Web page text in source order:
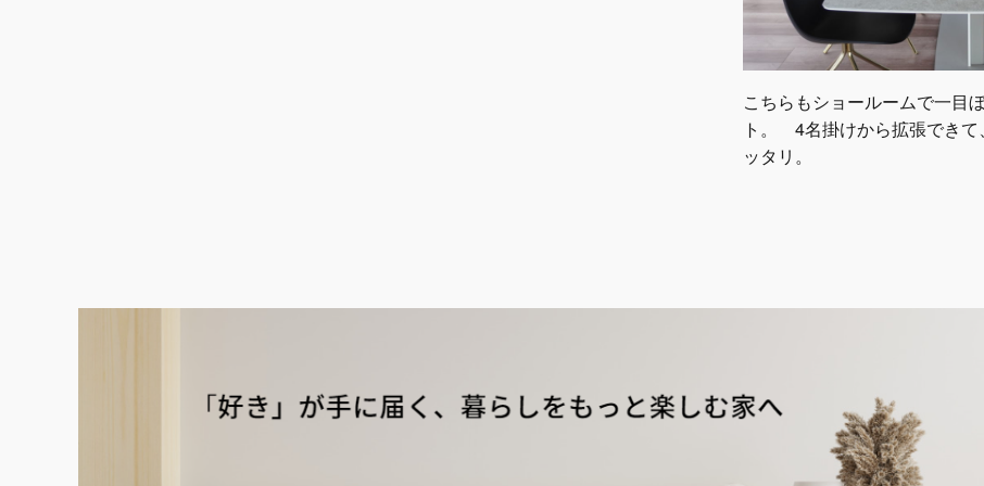
こちらもショールームで一目
ト。 4名掛けから拡張でき
ッタリ。